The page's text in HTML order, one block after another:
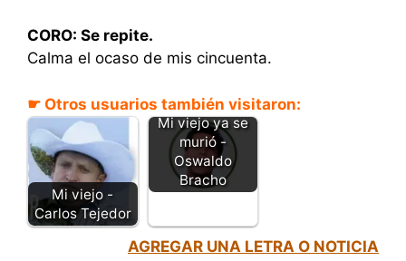
CORO: Se repite.
Calma el ocaso de mis cincuenta.
☛ Otros usuarios también visitaron:
Mi viejo -
Carlos Tejedor
Mi viejo ya se
murió -
Oswaldo
Bracho
AGREGAR UNA LETRA O NOTICIA